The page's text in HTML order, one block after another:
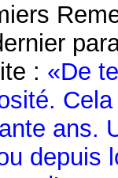
: «De
ans.
depuis